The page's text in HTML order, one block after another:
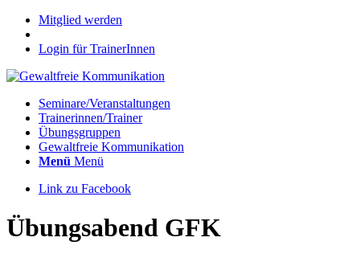
Mitglied werden
Login für TrainerInnen
Seminare/Veranstaltungen
Trainerinnen/Trainer
Übungsgruppen
Gewaltfreie Kommunikation
Menü Menü
Link zu Facebook
Übungsabend GFK